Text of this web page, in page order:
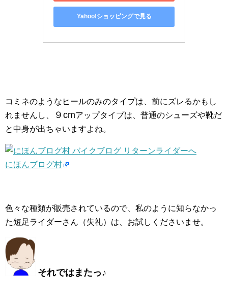
Yahoo!ショッピングで見る
コミネのようなヒールのみのタイプは、前にズレるかもし
れませんし、
９cmアップタイプは、普通のシューズや靴だ
と中身が出ちゃいますよね。
にほんブログ村
色々な種類が販売されているので、私のように知らなかっ
た短足ライダーさん（失礼）は、お試しくださいませ。
それではまたっ♪